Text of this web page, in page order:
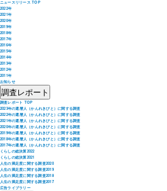
ニュースリリース TOP
2022年
2021年
2020年
2019年
2018年
2017年
2016年
2015年
2014年
2013年
2012年
2011年
お知らせ
調査レポート
調査レポート TOP
2023年の還暦人（かんれきびと）に関する調査
2022年の還暦人（かんれきびと）に関する調査
2021年の還暦人（かんれきびと）に関する調査
2020年の還暦人（かんれきびと）に関する調査
2019年の還暦人（かんれきびと）に関する調査
2018年の還暦人（かんれきびと）に関する調査
2017年の還暦人（かんれきびと）に関する調査
くらしの総決算2022
くらしの総決算2021
人生の満足度に関する調査2020
人生の満足度に関する調査2019
人生の満足度に関する調査2018
人生の満足度に関する調査2017
広告ライブラリー